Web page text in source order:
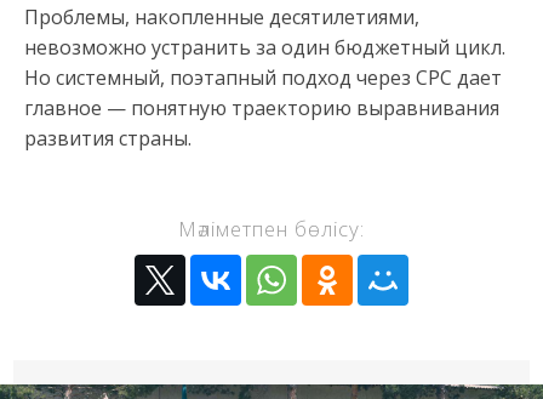
Проблемы, накопленные десятилетиями,
невозможно устранить за один бюджетный цикл.
Но системный, поэтапный подход через СРС дает
главное — понятную траекторию выравнивания
развития страны.
Мәліметпен бөлісу: